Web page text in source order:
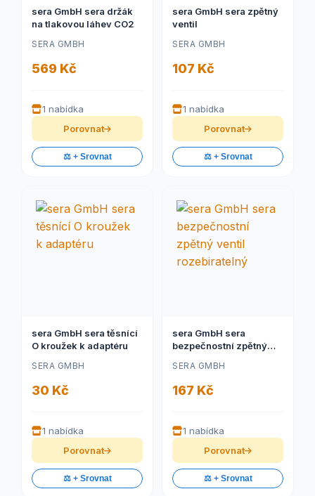
sera GmbH sera držák
na tlakovou láhev CO2
SERA GMBH
569 Kč
1 nabídka
Porovnat
⚖️ + Srovnat
sera GmbH sera zpětný
ventil
SERA GMBH
107 Kč
1 nabídka
Porovnat
⚖️ + Srovnat
sera GmbH sera těsnící
O kroužek k adaptéru
SERA GMBH
30 Kč
1 nabídka
Porovnat
⚖️ + Srovnat
sera GmbH sera
bezpečnostní zpětný
SERA GMBH
167 Kč
1 nabídka
Porovnat
⚖️ + Srovnat